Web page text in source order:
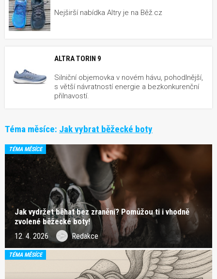
Nejširší nabídka Altry je na Běž.cz
ALTRA TORIN 9
Silniční objemovka v novém hávu, pohodlnější,
s větší návratností energie a bezkonkurenční
přilnavostí.
Téma měsíce: Jak vybrat běžecké boty
TÉMA MĚSÍCE
Jak vydržet běhat bez zranění? Pomůžou ti i vhodně
zvolené běžecké boty!
12. 4. 2026 Redakce
TÉMA MĚSÍCE